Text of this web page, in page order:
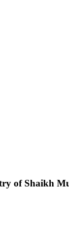
of Shaikh